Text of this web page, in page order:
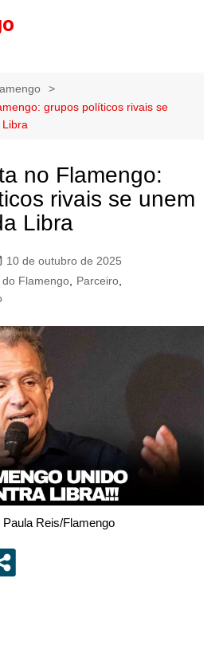
grupos políticos rivais se
no Flamengo:
rivais se unem
Libra
10 de outubro de 2025
do Flamengo, Parceiro,
Paula Reis/Flamengo